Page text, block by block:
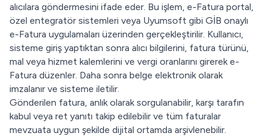
alıcılara göndermesini ifade eder. Bu işlem, e-Fatura portal,
özel entegratör sistemleri veya Uyumsoft gibi GİB onaylı
e-Fatura uygulamaları üzerinden gerçekleştirilir. Kullanıcı,
sisteme giriş yaptıktan sonra alıcı bilgilerini, fatura türünü,
mal veya hizmet kalemlerini ve vergi oranlarını girerek e-
Fatura düzenler. Daha sonra belge elektronik olarak
imzalanır ve sisteme iletilir.
Gönderilen fatura, anlık olarak sorgulanabilir, karşı tarafın
kabul veya ret yanıtı takip edilebilir ve tüm faturalar
mevzuata uygun şekilde dijital ortamda arşivlenebilir.